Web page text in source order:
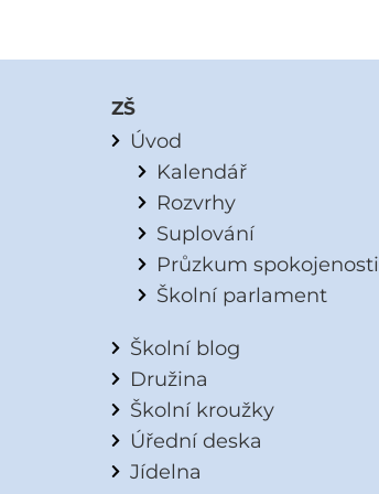
ZŠ
Úvod
Kalendář
Rozvrhy
Suplování
Průzkum spokojenosti
Školní parlament
Školní blog
Družina
Školní kroužky
Úřední deska
Jídelna